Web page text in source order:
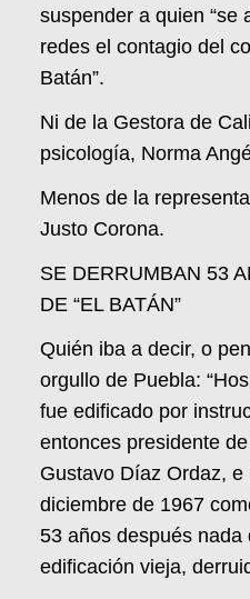
suspender a quien “se
redes el contagio del
Batán”.
Ni de la Gestora de
psicología, Norma
Menos de la
Justo Corona.
SE DERRUMBAN 53
DE “EL BATÁN”
Quién iba a decir, o
orgullo de Puebla:
fue edificado por
entonces presidente
Gustavo Díaz Ordaz, e
diciembre de 1967
53 años después nada
edificación vieja,